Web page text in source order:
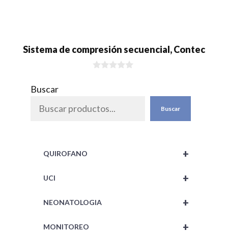
Sistema de compresión secuencial, Contec
Buscar
Buscar
+
QUIROFANO
+
UCI
+
NEONATOLOGIA
+
MONITOREO